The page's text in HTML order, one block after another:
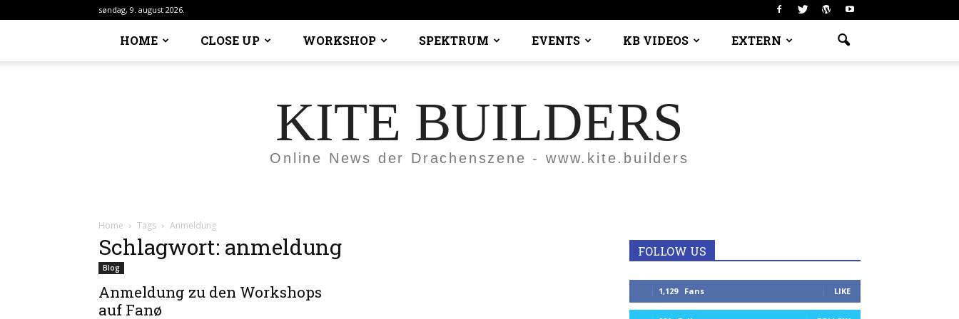
søndag, 9. august 2026.
HOME CLOSE UP WORKSHOP SPEKTRUM EVENTS KB VIDEOS EXTERN
KITE BUILDERS
Online News der Drachenszene - www.kite.builders
Home Tags Anmeldung
Schlagwort: anmeldung
Blog
Anmeldung zu den Workshops
auf Fanø
FOLLOW US
1,129 Fans LIKE